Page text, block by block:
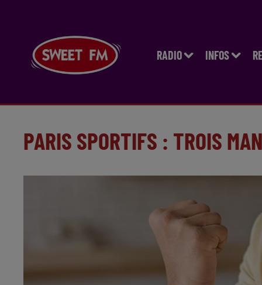
RADIO INFOS
PARIS SPORTIFS : TROIS